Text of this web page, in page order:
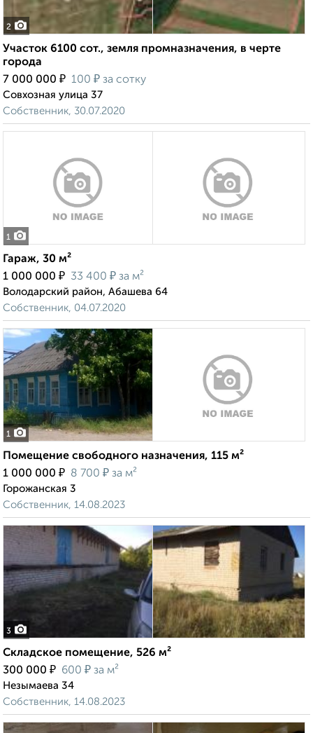
2
Участок 6100 сот., земля промназначения, в черте
города
7 000 000 ₽ 100 ₽ за сотку
Совхозная улица 37
Собственник, 30.07.2020
1
Гараж, 30 м²
1 000 000 ₽ 33 400 ₽ за м²
Володарский район, Абашева 64
Собственник, 04.07.2020
1
Помещение свободного назначения, 115 м²
1 000 000 ₽ 8 700 ₽ за м²
Горожанская 3
Собственник, 14.08.2023
3
Складское помещение, 526 м²
300 000 ₽ 600 ₽ за м²
Незымаева 34
Собственник, 14.08.2023